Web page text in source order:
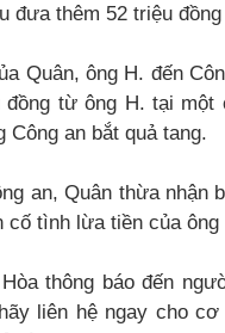
đưa thêm 52 triệu
Quân, ông H. đến
từ ông H. tại
an bắt quả tang.
an, Quân thừa nhận
cố tình lừa tiền của ông
thông báo đến
liên hệ ngay cho